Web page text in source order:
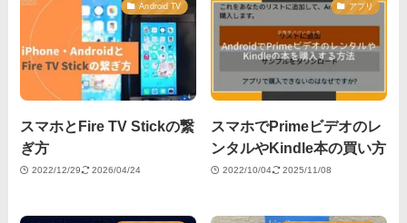
Android TV
スマホとFire TV Stickの繋
ぎ方
2022/12/29 2026/04/24
アプリ
スマホでPrimeビデオのレ
ンタルやKindle本の買い方
2022/10/04 2025/11/08